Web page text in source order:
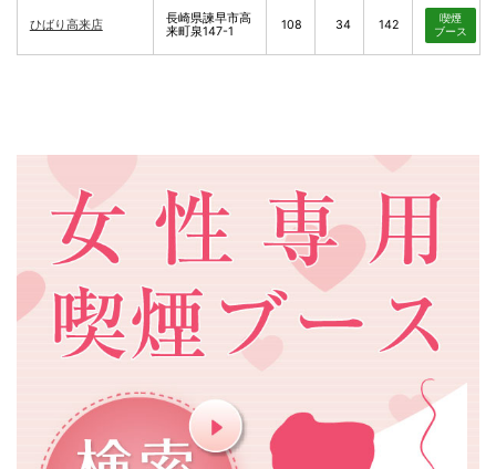
ひばり高来店
長崎県諫早市高
来町泉147-1
108 34 142
喫煙
ブース